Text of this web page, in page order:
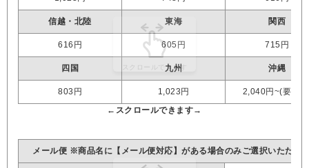
信越・北陸 東海 関西
616円 605円 715円
四国 九州 沖縄
803円 1,023円 2,040円~(要見
メール便 ※商品名に【メール便対応】がある場合のみご選択いただけ